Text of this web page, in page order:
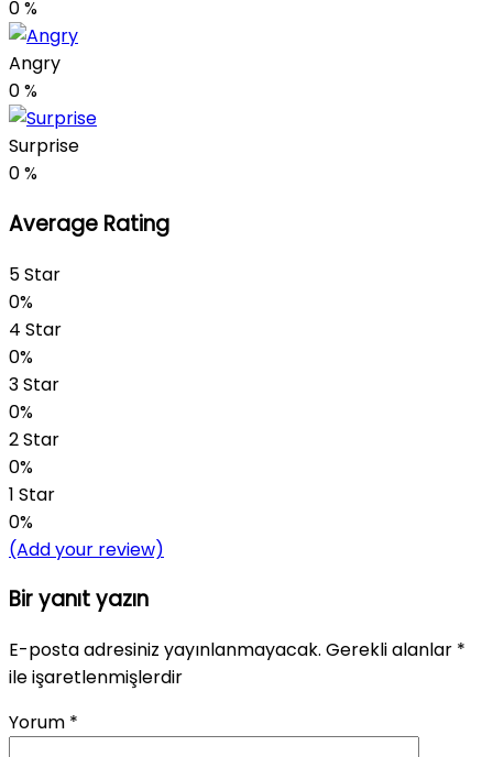
0%
Angry
0%
Surprise
0%
Average Rating
5 Star
0%
4 Star
0%
3 Star
0%
2 Star
0%
1 Star
0%
(Add your review)
Bir yanıt yazın
E-posta adresiniz yayınlanmayacak. Gerekli alanlar *
ile işaretlenmişlerdir
Yorum *